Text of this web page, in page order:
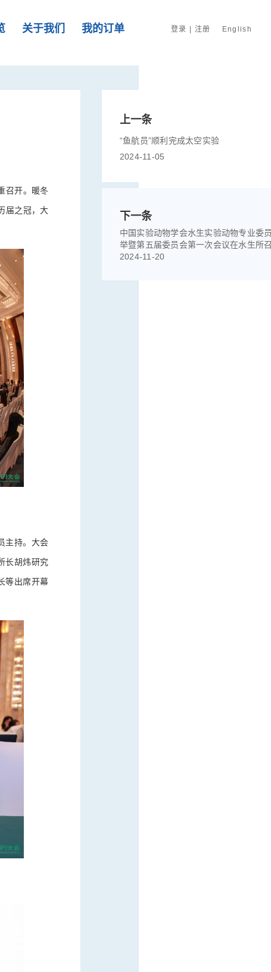
关于我们 我的订单 登录 | 注册 English
召开。暖冬
届之冠，大
主持。大会
长胡炜研究
等出席开幕
上一条
“鱼航员”顺利完成太空实验
2024-11-05
下一条
中国实验动物学会水生实验动物专业委
举暨第五届委员会第一次会议在水生所
2024-11-20